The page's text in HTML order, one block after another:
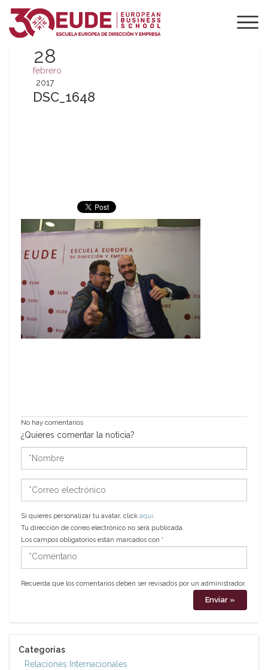
28
febrero
2017
DSC_1648
No hay comentarios
¿Quieres comentar la noticia?
electrónico
Si quieres personalizar tu avatar, click aquí.
Tu dirección de correo electrónico no será publicada.
Los campos obligatorios están marcados con *
*Comentario
Recuerda que los comentarios deben ser revisados por un administrador.
Categorías
Relaciones Internacionales